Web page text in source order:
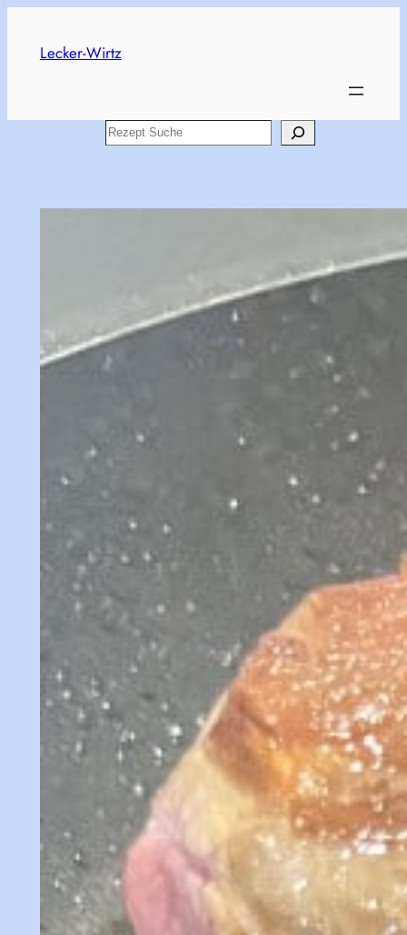
content
Lecker-Wirtz